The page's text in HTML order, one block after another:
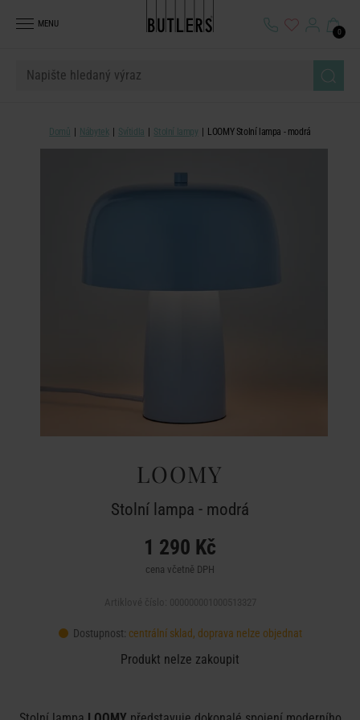
MENU
0
Domů Nábytek Svítidla Stolní lampy LOOMY Stolní lampa - modrá
LOOMY
Stolní lampa - modrá
1 290 Kč
cena včetně DPH
Dostupnost: centrální sklad, doprava nelze objednat
Produkt nelze zakoupit